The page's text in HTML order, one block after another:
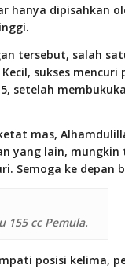
hanya dipisahkan
tersebut, salah
sukses
setelah
mas,
yang lain,
Semoga ke depan
155 cc Pemula.
posisi